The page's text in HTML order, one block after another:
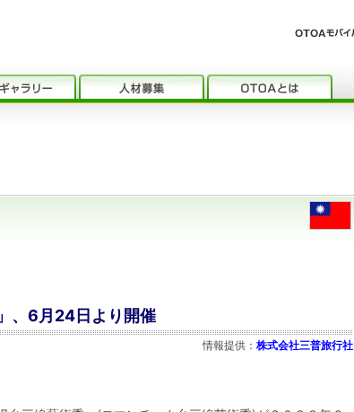
、6月24日より開催
情報提供： 株式会社三普旅行社